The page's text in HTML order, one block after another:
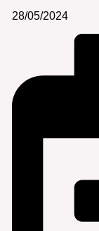
28/05/2024